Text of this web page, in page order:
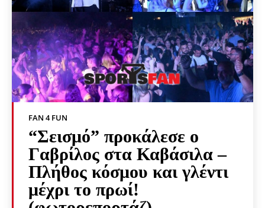
FAN 4 FUN
“Σεισμό” προκάλεσε ο
Γαβρίλος στα Καβάσιλα –
Πλήθος κόσμου και γλέντι
μέχρι το πρωί!